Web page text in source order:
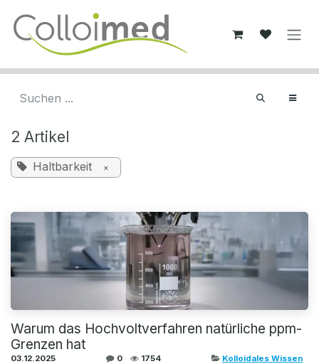
2 Artikel
Haltbarkeit ×
Warum das Hochvoltverfahren natürliche ppm-
Grenzen hat
03.12.2025 0 1754 Kolloidales Wissen